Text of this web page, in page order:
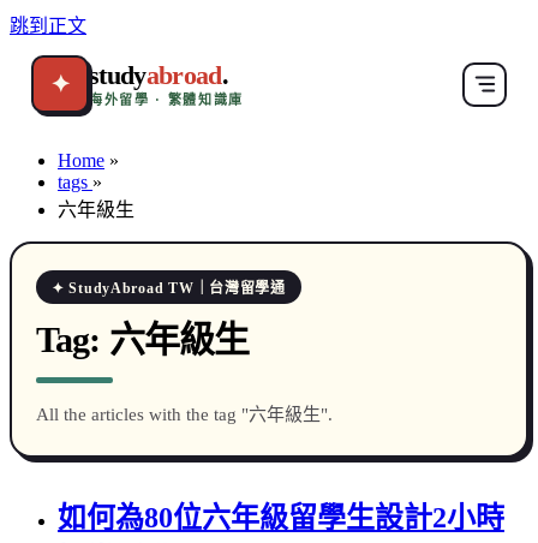
跳到正文
✦ studyabroad.
海外留學 · 繁體知識庫
Home »
tags »
六年級生
✦ StudyAbroad TW｜台灣留學通
Tag: 六年級生
All the articles with the tag "六年級生".
如何為80位六年級留學生設計2小時